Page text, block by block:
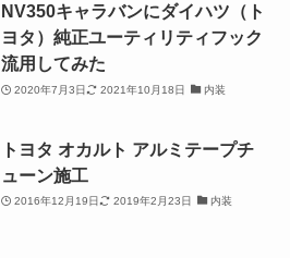
NV350キャラバンにダイハツ（ト
ヨタ）純正ユーティリティフック
流用してみた
2020年7月3日 2021年10月18日 内装
トヨタ オカルト アルミテープチ
ューン施工
2016年12月19日 2019年2月23日 内装